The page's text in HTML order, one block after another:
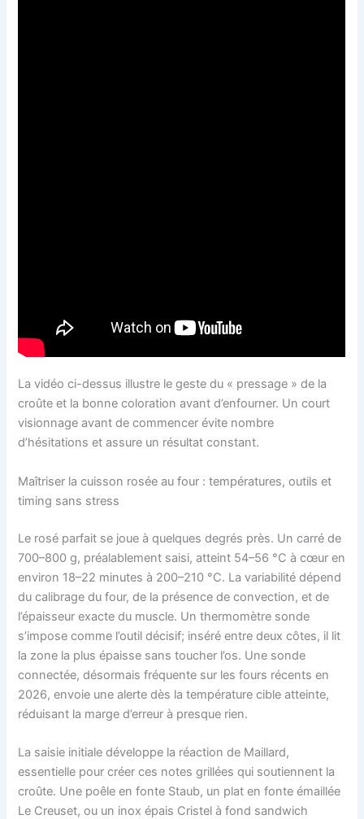
La vidéo ci-dessus illustre le geste du « pressage » de la
croûte et la bonne coloration avant d’enfourner. Un court
visionnage avant de commencer évite nombre
d’hésitations et assure un résultat constant.
Maîtriser la cuisson rosée au four : températures, outils et
timing sans stress
Le rosé parfait se joue à quelques degrés près. Un carré de
700–800 g, préalablement saisi, atteint 54–56 °C à cœur en
environ 18–22 minutes à 200–210 °C. La variabilité dépend
du calibrage du four, de la présence de convection, et de
l’épaisseur exacte du muscle. Un thermomètre sonde
s’impose comme l’outil décisif; inséré entre deux côtes, il lit
la zone la plus épaisse sans toucher l’os. Une sonde
connectée, désormais fréquente sur les fours récents en
2026, envoie une alerte dès la température cible atteinte,
réduisant la marge d’erreur à presque rien.
La saisie initiale développe la réaction de Maillard,
essentielle pour créer ces notes grillées qui soutiennent la
croûte. Une poêle en fonte Staub, un plat en fonte émaillée
Le Creuset, ou un inox épais Cristel à fond sandwich